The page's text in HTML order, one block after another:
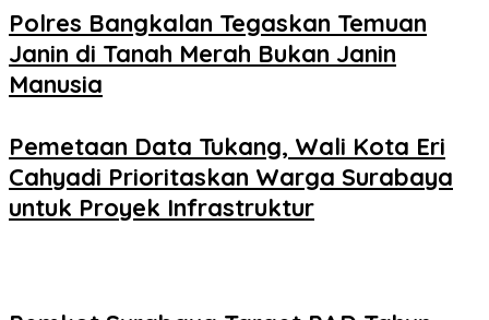
Polres Bangkalan Tegaskan Temuan
Janin di Tanah Merah Bukan Janin
Manusia
Pemetaan Data Tukang, Wali Kota Eri
Cahyadi Prioritaskan Warga Surabaya
untuk Proyek Infrastruktur